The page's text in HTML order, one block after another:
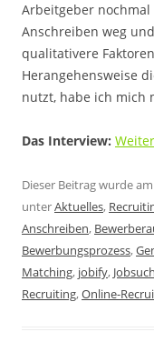
Arbeitgeber
Anschreiben weg
qualitativere
Herangehensweise
nutzt, habe ich mich
Das Interview:
Dieser Beitrag wurde am
unterAktuelles,
Anschreiben,
Bewerbungsprozess,
Matching, jobify,
Recruiting,Online-